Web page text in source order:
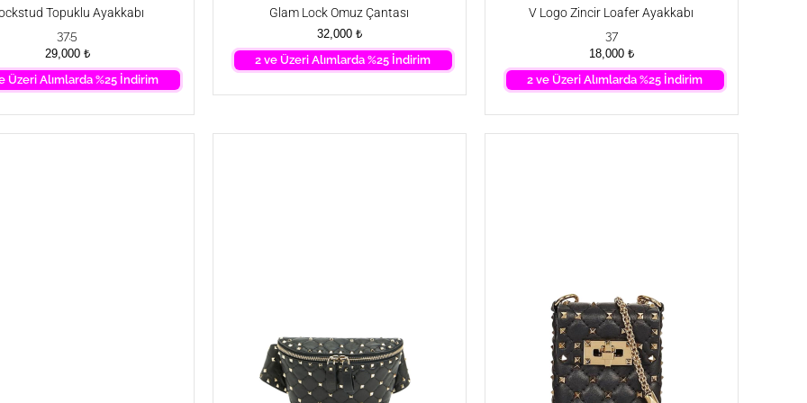
Topuklu Ayakkabı
37.5
29,000 ₺
Üzeri Alımlarda %25 İndirim
Glam Lock Omuz Çantası
32,000 ₺
2 ve Üzeri Alımlarda %25 İndirim
V Logo Zincir Loafer Ayakkabı
37
18,000 ₺
2 ve Üzeri Alımlarda %25 İndirim